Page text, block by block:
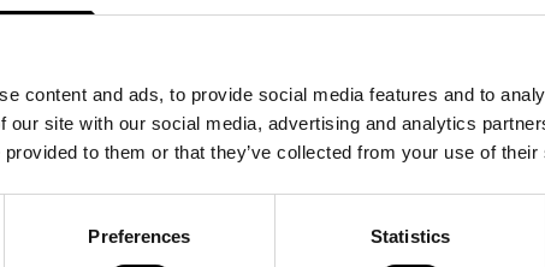
content and ads, to provide social media features and to
our site with our social media, advertising and analytics
provided to them or that they’ve collected from your use of
Preferences Statistics